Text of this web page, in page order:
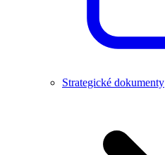
Strategické dokumenty